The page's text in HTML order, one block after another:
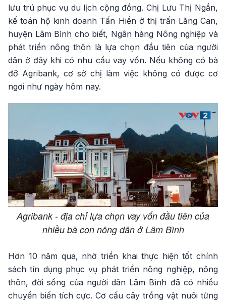
lưu trú phục vụ du lịch cộng đồng. Chị Lưu Thị Ngần,
kế toán hộ kinh doanh Tấn Hiền ở thị trấn Lăng Can,
huyện Lâm Bình cho biết, Ngân hàng Nông nghiệp và
phát triển nông thôn là lựa chọn đầu tiên của người
dân ở đây khi có nhu cầu vay vốn. Nếu không có bà
đỡ Agribank, cơ sở chị làm việc không có được cơ
ngơi như ngày hôm nay.
Agribank - địa chỉ lựa chọn vay vốn đầu tiên của
nhiều bà con nông dân ở Lâm Bình
Hơn 10 năm qua, nhờ triển khai thực hiện tốt chính
sách tín dụng phục vụ phát triển nông nghiệp, nông
thôn, đời sống của người dân Lâm Bình đã có nhiều
chuyển biến tích cực. Cơ cấu cây trồng vật nuôi từng